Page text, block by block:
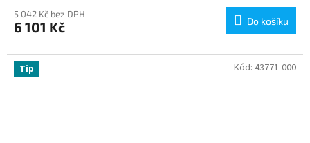
5 042 Kč bez DPH
6 101 Kč Do košíku
Tip Kód: 43771-000